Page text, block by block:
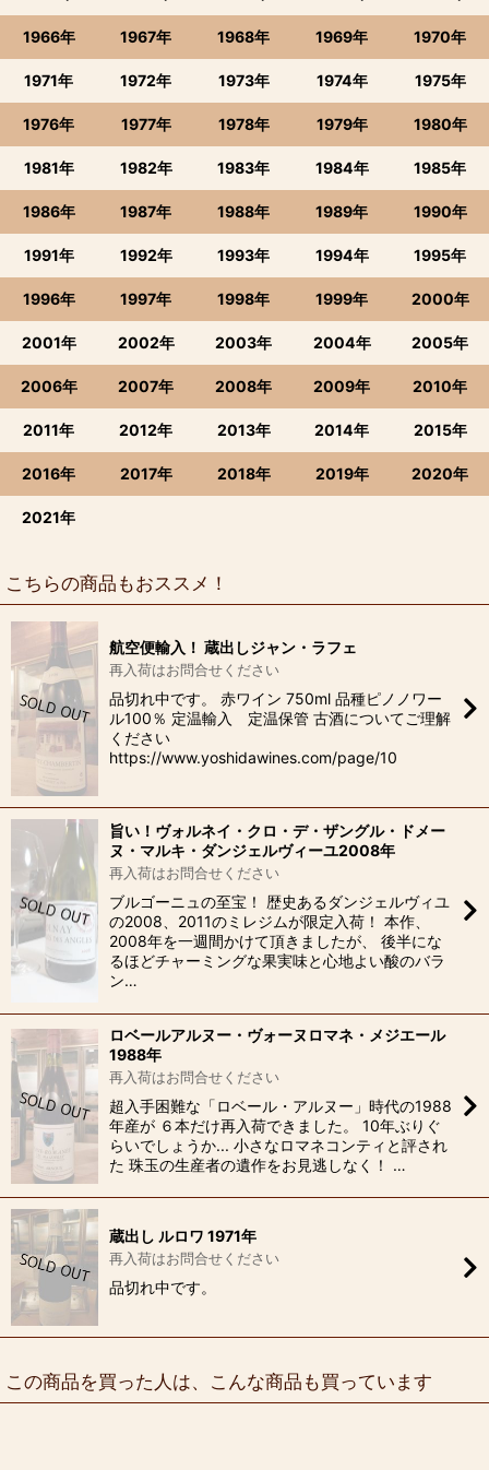
1966年 1967年 1968年 1969年 1970年
1971年 1972年 1973年 1974年 1975年
1976年 1977年 1978年 1979年 1980年
1981年 1982年 1983年 1984年 1985年
1986年 1987年 1988年 1989年 1990年
1991年 1992年 1993年 1994年 1995年
1996年 1997年 1998年 1999年 2000年
2001年 2002年 2003年 2004年 2005年
2006年 2007年 2008年 2009年 2010年
2011年 2012年 2013年 2014年 2015年
2016年 2017年 2018年 2019年 2020年
2021年
こちらの商品もおススメ！
航空便輸入！ 蔵出しジャン・ラフェ
再入荷はお問合せください
品切れ中です。 赤ワイン 750ml 品種ピノノワー
ル100％ 定温輸入 定温保管 古酒についてご理解
ください
https://www.yoshidawines.com/page/10
旨い！ヴォルネイ・クロ・デ・ザングル・ドメー
ヌ・マルキ・ダンジェルヴィーユ2008年
再入荷はお問合せください
ブルゴーニュの至宝！ 歴史あるダンジェルヴィユ
の2008、2011のミレジムが限定入荷！ 本作、
2008年を一週間かけて頂きましたが、 後半にな
るほどチャーミングな果実味と心地よい酸のバラ
ン…
ロベールアルヌー・ヴォーヌロマネ・メジエール
1988年
再入荷はお問合せください
超入手困難な「ロベール・アルヌー」時代の1988
年産が ６本だけ再入荷できました。 10年ぶりぐ
らいでしょうか... 小さなロマネコンティと評され
た 珠玉の生産者の遺作をお見逃しなく！ …
蔵出し ルロワ 1971年
再入荷はお問合せください
品切れ中です。
この商品を買った人は、こんな商品も買っています